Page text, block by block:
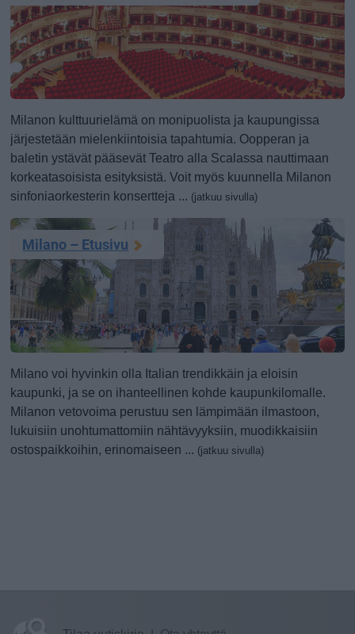
Milanon kulttuurielämä on monipuolista ja kaupungissa
järjestetään mielenkiintoisia tapahtumia. Oopperan ja
baletin ystävät pääsevät Teatro alla Scalassa nauttimaan
korkeatasoisista esityksistä. Voit myös kuunnella Milanon
sinfoniaorkesterin konsertteja ... (jatkuu sivulla)
Milano – Etusivu
Milano voi hyvinkin olla Italian trendikkäin ja eloisin
kaupunki, ja se on ihanteellinen kohde kaupunkilomalle.
Milanon vetovoima perustuu sen lämpimään ilmastoon,
lukuisiin unohtumattomiin nähtävyyksiin, muodikkaisiin
ostospaikkoihin, erinomaiseen ... (jatkuu sivulla)